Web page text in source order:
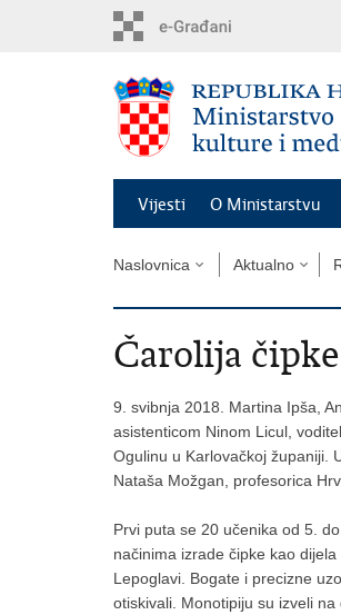
Vijesti O Ministarstvu
Naslovnica Aktualno
Čarolija
9. svibnja 2018. Martina Ipša,
asistenticom Ninom Licul,
Ogulinu u Karlovačkoj županiji.
Nataša Možgan, profesorica
Prvi puta se 20 učenika od 5.
načinima izrade čipke kao
Lepoglavi. Bogate i precizne
otiskivali. Monotipiju su izveli